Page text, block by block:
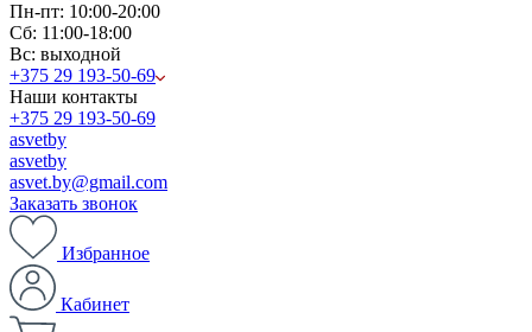
Пн-пт: 10:00-20:00
Сб: 11:00-18:00
Вс: выходной
+375 29 193-50-69
Наши контакты
+375 29 193-50-69
asvetby
asvetby
asvet.by@gmail.com
Заказать звонок
Избранное
Кабинет